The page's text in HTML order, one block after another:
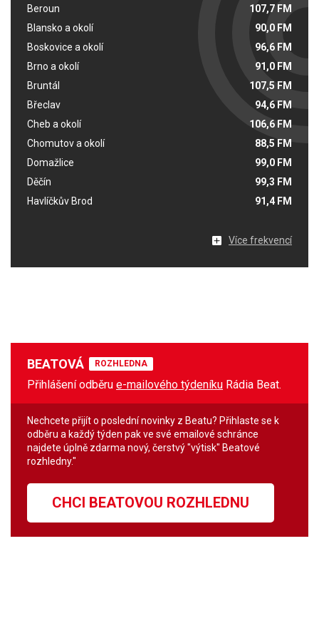
Beroun
107,7 FM
Blansko a okolí
90,0 FM
Boskovice a okolí
96,6 FM
Brno a okolí
91,0 FM
Bruntál
107,5 FM
Břeclav
94,6 FM
Cheb a okolí
106,6 FM
Chomutov a okolí
88,5 FM
Domažlice
99,0 FM
Děčín
99,3 FM
Havlíčkův Brod
91,4 FM
Více frekvencí
BEATOVÁ ROZHLEDNA
Přihlášení odběru e-mailového týdeníku Rádia Beat.
Nechcete přijít o poslední novinky z Beatu? Přihlaste se k
odběru a každý týden pak ve své emailové schránce
najdete úplně zdarma nový, čerstvý "výtisk" Beatové
rozhledny."
CHCI BEATOVOU ROZHLEDNU